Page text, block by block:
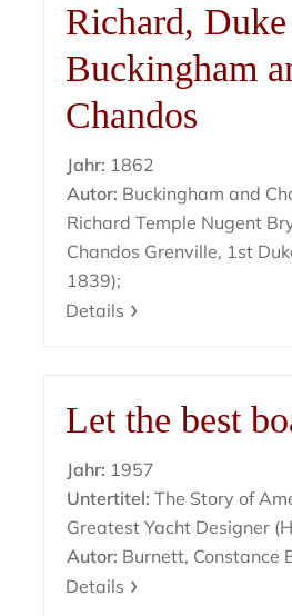
Richard,
Buckingham
Chandos
Jahr: 1862
Autor: Buckingham and
Richard Temple Nugent
Chandos Grenville, 1st
1839);
Details
Let the best
Jahr: 1957
Untertitel: The Story of
Greatest Yacht Designer
Autor: Burnett, Constance
Details